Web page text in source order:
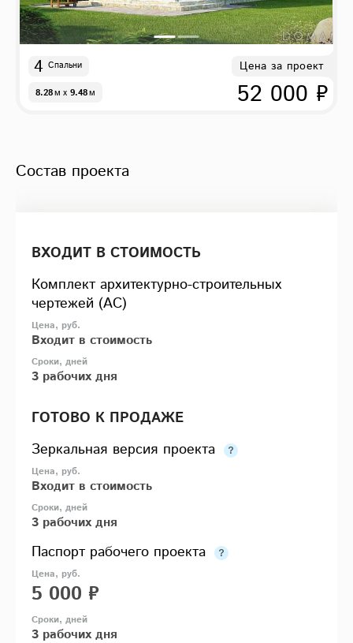
4 Спальни
8.28м x 9.48м
Цена за проект
52 000 ₽
Состав проекта
ВХОДИТ В СТОИМОСТЬ
Комплект архитектурно-строительных
чертежей (АС)
Входит в стоимость
3 рабочих дня
ГОТОВО К ПРОДАЖЕ
Зеркальная версия проекта
Входит в стоимость
3 рабочих дня
Паспорт рабочего проекта
5 000 ₽
3 рабочих дня